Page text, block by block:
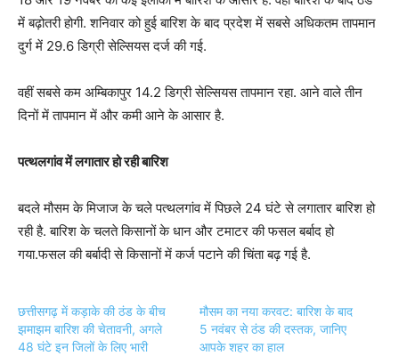
में बढ़ोतरी होगी. शनिवार को हुई बारिश के बाद प्रदेश में सबसे अधिकतम तापमान
दुर्ग में 29.6 डिग्री सेल्सियस दर्ज की गई.
वहीं सबसे कम अम्बिकापुर 14.2 डिग्री सेल्सियस तापमान रहा. आने वाले तीन
दिनों में तापमान में और कमी आने के आसार है.
पत्थलगांव में लगातार हो रही बारिश
बदले मौसम के मिजाज के चले पत्थलगांव में पिछले 24 घंटे से लगातार बारिश हो
रही है. बारिश के चलते किसानों के धान और टमाटर की फसल बर्बाद हो
गया.फसल की बर्बादी से किसानों में कर्ज पटाने की चिंता बढ़ गई है.
छत्तीसगढ़ में कड़ाके की ठंड के बीच
झमाझम बारिश की चेतावनी, अगले
48 घंटे इन जिलों के लिए भारी
मौसम का नया करवट: बारिश के बाद
5 नवंबर से ठंड की दस्तक, जानिए
आपके शहर का हाल